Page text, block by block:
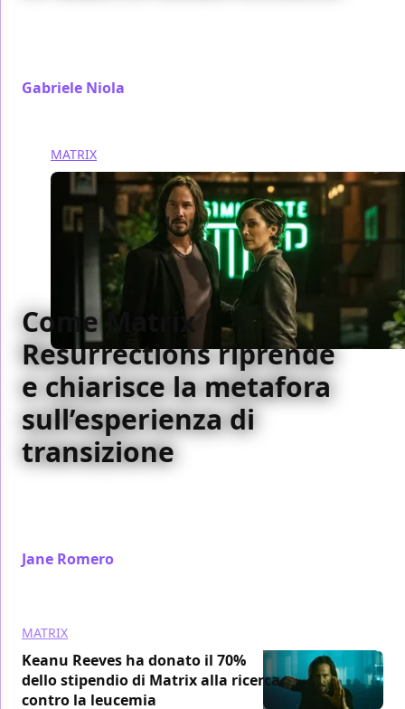
Gabriele Niola
MATRIX
Come Matrix
Resurrections riprende
e chiarisce la metafora
sull’esperienza di
transizione
Jane Romero
MATRIX
Keanu Reeves ha donato il 70%
dello stipendio di Matrix alla ricerca
contro la leucemia